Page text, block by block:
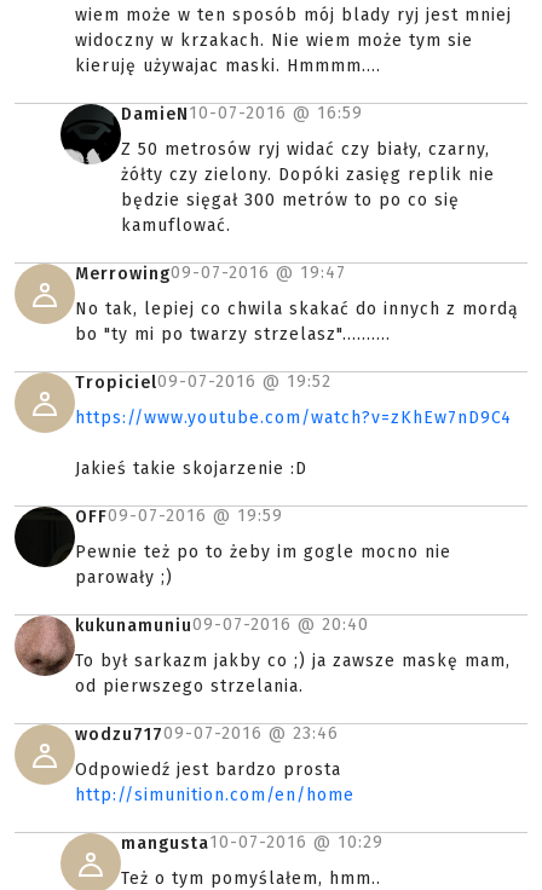
wiem może w ten sposób mój blady ryj jest mniej
widoczny w krzakach. Nie wiem może tym sie
kieruję używajac maski. Hmmmm....
DamieN10-07-2016 @ 16:59
Z 50 metrosów ryj widać czy biały, czarny,
żółty czy zielony. Dopóki zasięg replik nie
będzie sięgał 300 metrów to po co się
kamuflować.
Merrowing09-07-2016 @ 19:47
No tak, lepiej co chwila skakać do innych z mordą
bo "ty mi po twarzy strzelasz"..........
Tropiciel09-07-2016 @ 19:52
https://www.youtube.com/watch?v=zKhEw7nD9C4
Jakieś takie skojarzenie :D
OFF09-07-2016 @ 19:59
Pewnie też po to żeby im gogle mocno nie
parowały ;)
kukunamuniu09-07-2016 @ 20:40
To był sarkazm jakby co ;) ja zawsze maskę mam,
od pierwszego strzelania.
wodzu71709-07-2016 @ 23:46
Odpowiedź jest bardzo prosta
http://simunition.com/en/home
mangusta10-07-2016 @ 10:29
Też o tym pomyślałem, hmm..